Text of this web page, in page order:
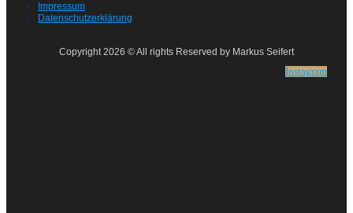
Impressum
Datenschutzerklärung
Copyright 2026 © All rights Reserved by Markus Seifert
Instagram